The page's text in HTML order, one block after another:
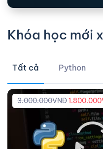
Khóa học mới
Tất cả Python
3.000.000VND1.800.000